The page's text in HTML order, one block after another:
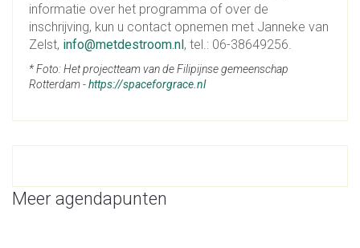
informatie over het programma of over de
inschrijving, kun u contact opnemen met Janneke van
Zelst, info@metdestroom.nl, tel.: 06-38649256.
* Foto: Het projectteam van de Filipijnse gemeenschap
Rotterdam -https://spaceforgrace.nl
Meer agendapunten